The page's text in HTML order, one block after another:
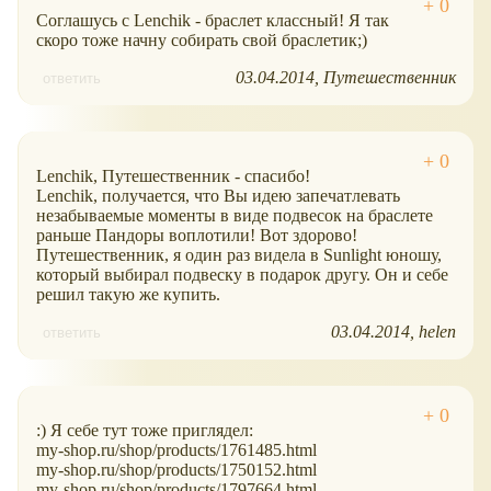
Соглашусь с Lenchik - браслет классный! Я так
скоро тоже начну собирать свой браслетик;)
ответить 03.04.2014 Путешественник
Lenchik, Путешественник - спасибо!
Lenchik, получается, что Вы идею запечатлевать
незабываемые моменты в виде подвесок на браслете
раньше Пандоры воплотили! Вот здорово!
Путешественник, я один раз видела в Sunlight юношу,
который выбирал подвеску в подарок другу. Он и себе
решил такую же купить.
ответить 03.04.2014 helen
:) Я себе тут тоже приглядел:
my-shop.ru/shop/products/1761485.html
my-shop.ru/shop/products/1750152.html